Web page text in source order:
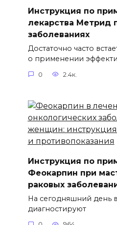
Инструкция по
лекарства Метрид
заболеваниях
Достаточно часто
о применении
0 2.4к.
Инструкция по
Феокарпин при
раковых
На сегодняшний день
диагностируют